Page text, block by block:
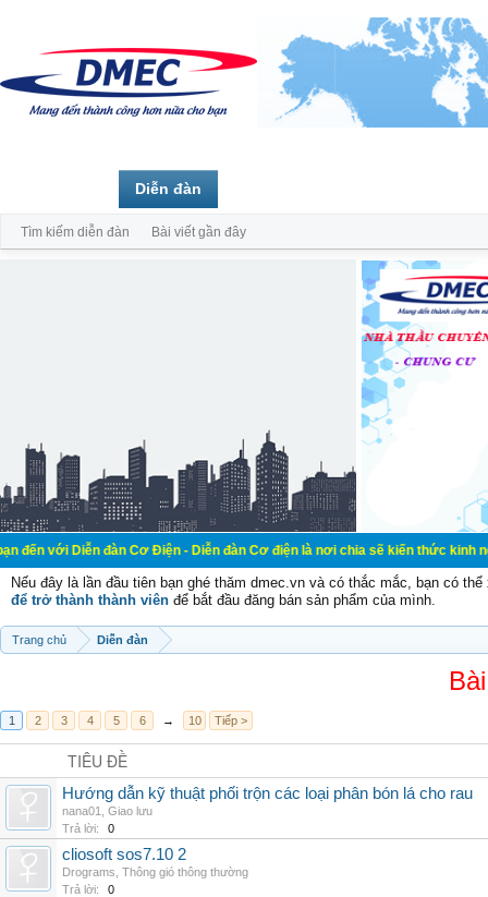
đàn Cơ Điện - Diễn đàn Cơ điện là nơi chia sẽ kiến thức kinh nghiệm
Nếu đây là lần đầu tiên bạn ghé thăm dmec.vn và có thắc mắc, bạn có
để trở thành thành viên để bắt đầu đăng bán sản phẩm của mình.
Trang chủ Diễn đàn
1 2 3 4 5 6 → 10 Tiếp >
TIÊU ĐỀ
Hướng dẫn kỹ thuật phối trộn các loại phân bón lá cho rau
nana01
Giao lưu
Trả lời:
0
cliosoft sos7.10 2
Drograms Thông gió thông thường
Trả lời:
0
Diễn đàn
Tìm kiếm diễn đàn Bài viết gần đây